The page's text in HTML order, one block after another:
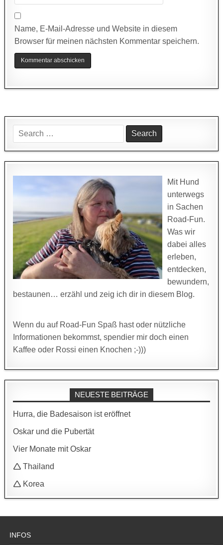
Name, E-Mail-Adresse und Website in diesem
Browser für meinen nächsten Kommentar speichern.
Search
for:
Mit Hund
unterwegs
in Sachen
Road-Fun.
Was wir
dabei alles
erleben,
entdecken,
bewundern,
bestaunen… erzähl und zeig ich dir in diesem Blog.
Wenn du auf Road-Fun Spaß hast oder nützliche
Informationen bekommst, spendier mir doch einen
Kaffee oder Rossi einen Knochen ;-)))
NEUESTE BEITRÄGE
Hurra, die Badesaison ist eröffnet
Oskar und die Pubertät
Vier Monate mit Oskar
🛆 Thailand
🛆 Korea
INFOS